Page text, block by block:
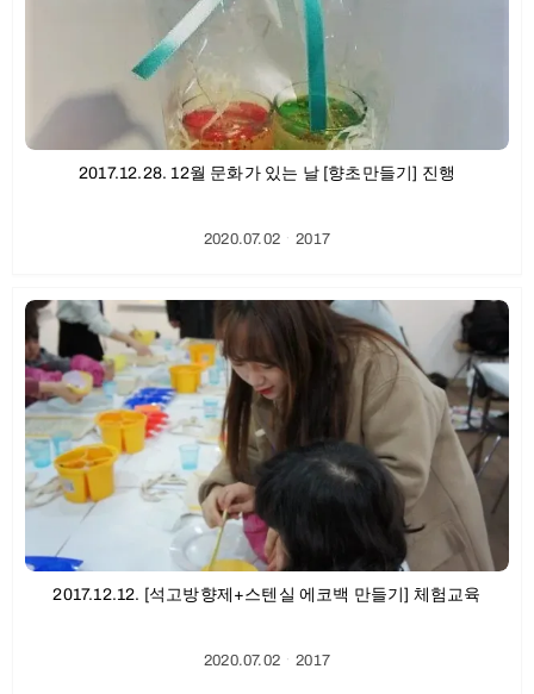
2017.12.28. 12월 문화가 있는 날 [향초만들기] 진행
2020.07.02ㆍ2017
2017.12.12. [석고방향제+스텐실 에코백 만들기] 체험교육
2020.07.02ㆍ2017